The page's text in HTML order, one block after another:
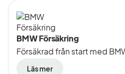
bilägande..
BMW Försäkring
Försäkrad från start med
Läs mer